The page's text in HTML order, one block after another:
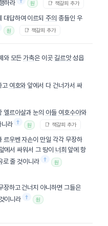
하라 원 📑 책갈피 추가
대답하여 이르되주의 종들인 우
원 📑 책갈피 추가
와 모든가축은 이곳 길르앗성읍
고 여호와 앞에서 다 건너가서 싸
엘르아살과 눈의 아들 여호수아와
니라 † 원 📑 책갈피 추가
르우벤 자손이 만일 각각 무장하
에서 싸워서 그 땅이 너희 앞에 항
로 줄 것이니라 † 원
장하고 건너지 아니하면 그들은
이니라 † 원